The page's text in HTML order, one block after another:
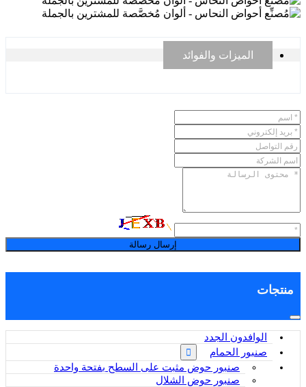
الميزات والفوائد
إرسال رسالة
منتجات
الوافدون الجدد
صنبور الحمام
صنبور حوض مثبت على السطح بفتحة واحدة
صنبور حوض الشلال